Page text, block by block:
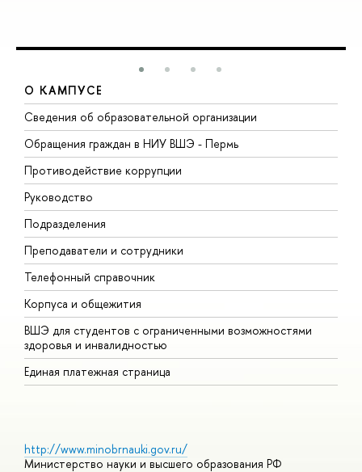
О КАМПУСЕ
Сведения об образовательной организации
Обращения граждан в НИУ ВШЭ - Пермь
Противодействие коррупции
Руководство
Подразделения
Преподаватели и сотрудники
Телефонный справочник
Корпуса и общежития
ВШЭ для студентов с ограниченными возможностями
здоровья и инвалидностью
Единая платежная страница
http://www.minobrnauki.gov.ru/
Министерство науки и высшего образования РФ